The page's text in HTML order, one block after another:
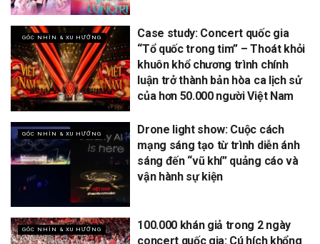
GÓC NHÌN & XU HƯỚNG
Case study: Concert quốc gia
“Tổ quốc trong tim” – Thoát khỏi
khuôn khổ chương trình chính
luận trở thành bản hòa ca lịch sử
của hơn 50.000 người Việt Nam
GÓC NHÌN & XU HƯỚNG
Drone light show: Cuộc cách
mạng sáng tạo từ trình diễn ánh
sáng đến “vũ khí” quảng cáo và
vận hành sự kiện
GÓC NHÌN & XU HƯỚNG
100.000 khán giả trong 2 ngày
concert quốc gia: Cú hích khổng